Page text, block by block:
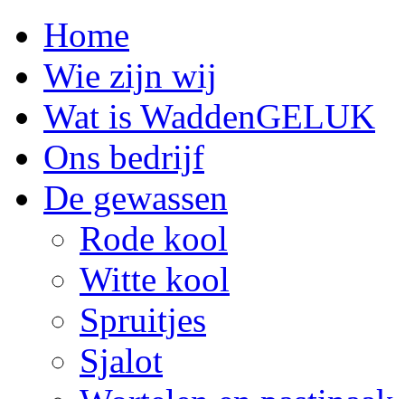
Home
Wie zijn wij
Wat is WaddenGELUK
Ons bedrijf
De gewassen
Rode kool
Witte kool
Spruitjes
Sjalot